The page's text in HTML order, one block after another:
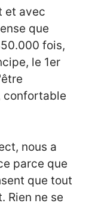
et avec
que
fois,
le 1er
confortable
nous a
parce que
que tout
Rien ne se